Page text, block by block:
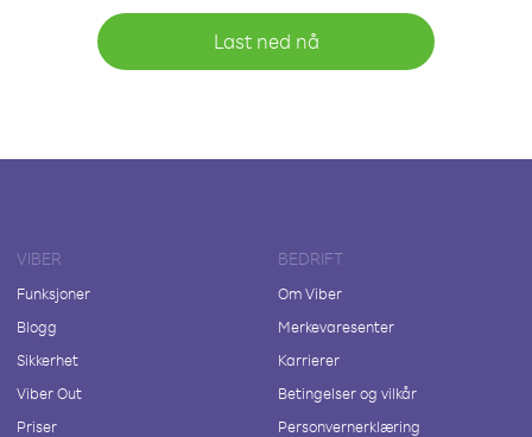
Last ned nå
VIBER
Funksjoner
Blogg
Sikkerhet
Viber Out
Priser
BEDRIFT
Om Viber
Merkevaresenter
Karrierer
Betingelser og vilkår
Personvernerklæring